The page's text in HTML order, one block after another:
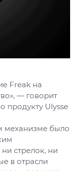
Freak на
— говорит
продукту Ulysse
механизме было
стрелок, ни
в отрасли